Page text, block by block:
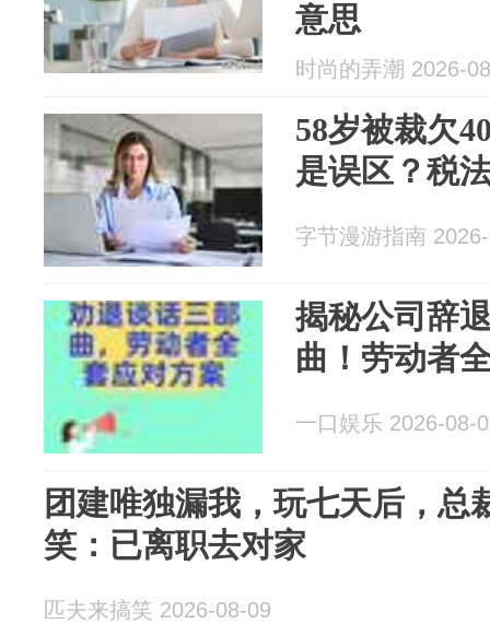
意思
时尚的弄潮 2026-
58岁被裁欠
是误区？税
字节漫游指南
揭秘公司辞
曲！劳动者
一口娱乐 2026-08-
团建唯独漏我，玩七天后，总
笑：已离职去对家
匹夫来搞笑 2026-08-09